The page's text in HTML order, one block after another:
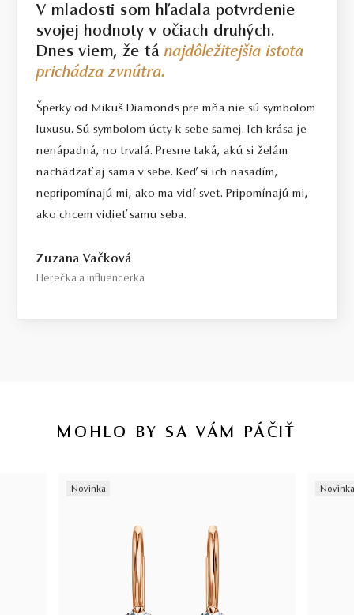
V mladosti som hľadala potvrdenie
svojej hodnoty v očiach druhých.
Dnes viem, že tánajdôležitejšia istota
prichádza zvnútra.
Šperky od Mikuš Diamonds pre mňa nie sú symbolom
luxusu. Sú symbolom úcty k sebe samej. Ich krása je
nenápadná, no trvalá. Presne taká, akú si želám
nachádzať aj sama v sebe. Keď si ich nasadím,
nepripomínajú mi, ako ma vidí svet. Pripomínajú mi,
ako chcem vidieť samu seba.
Zuzana Vačková
Herečka a influencerka
MOHLO BY SA VÁM PÁČIŤ
Novinka Novinka